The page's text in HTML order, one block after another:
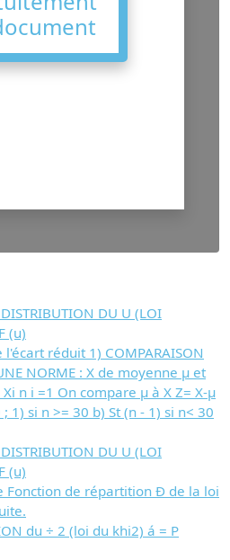
DU U (LOI
(u)
l'écart réduit 1) COMPARAISON
NORME : X de moyenne µ et
n i =1 On compare µ à X Z= X-µ
1) si n >= 30 b) St (n - 1) si n< 30
DU U (LOI
(u)
Fonction de répartition Ð de la loi
du ÷ 2 (loi du khi2) á = P